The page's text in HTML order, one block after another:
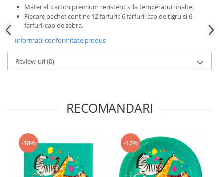
Material: carton premium rezistent si la temperaturi inalte;
Fiecare pachet contine 12 farfurii: 6 farfurii cap de tigru si 6
farfurii cap de zebra.
Informatii conformitate produs
Review-uri(0)
RECOMANDARI
-18% -12%